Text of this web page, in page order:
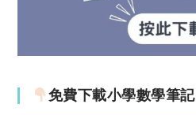
免費下載小學數學筆記